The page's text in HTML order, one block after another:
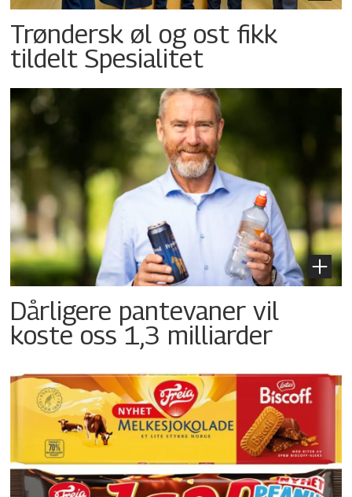
Trøndersk øl og ost fikk
tildelt Spesialitet
Dårligere pantevaner vil
koste oss 1,3 milliarder